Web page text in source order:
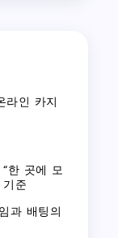
라인 카지
한 곳에 모
준
과 배팅의